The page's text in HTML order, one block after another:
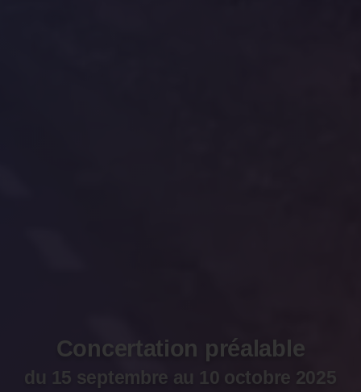
Concertation préalable
du 15 septembre au 10 octobre 2025